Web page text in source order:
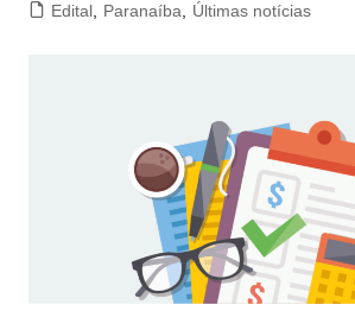
Edital, Paranaíba Últimas notícias